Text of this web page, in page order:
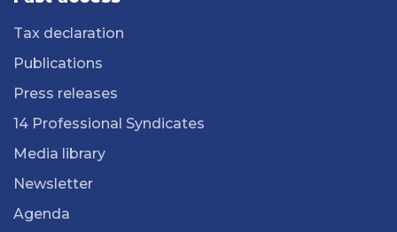
Tax declaration
Publications
Press releases
14 Professional Syndicates
Media library
Newsletter
Agenda